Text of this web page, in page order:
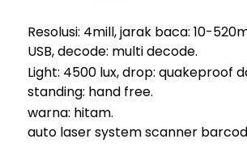
Resolusi: 4mill, jarak baca: 10-
USB, decode: multi decode.
Light: 4500 lux, drop: quakeproof
standing: hand free.
warna: hitam.
auto laser system scanner